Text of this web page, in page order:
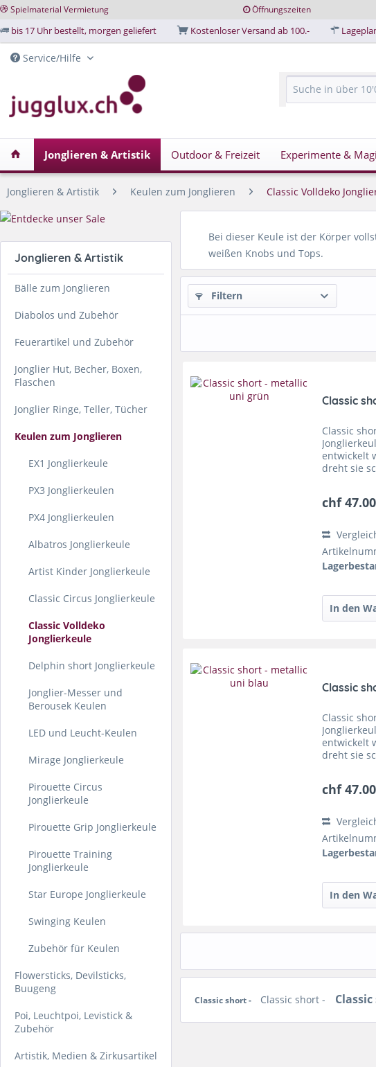
Spielmaterial Vermietung Öffnungszeiten
bis 17 Uhr bestellt, morgen geliefert Kostenloser Versand ab 100.-
Service/Hilfe
Jonglieren & Artistik Outdoor & Freizeit Experimente &
Jonglieren & Artistik Keulen zum Jonglieren Classic Volldeko
Jonglieren & Artistik
Bälle zum Jonglieren
Diabolos und Zubehör
Feuerartikel und Zubehör
Jonglier Hut, Becher, Boxen,
Flaschen
Jonglier Ringe, Teller, Tücher
Keulen zum Jonglieren
EX1 Jonglierkeule
PX3 Jonglierkeulen
PX4 Jonglierkeulen
Albatros Jonglierkeule
Artist Kinder Jonglierkeule
Classic Circus Jonglierkeule
Classic Volldeko
Jonglierkeule
Delphin short Jonglierkeule
Jonglier-Messer und
Berousek Keulen
LED und Leucht-Keulen
Mirage Jonglierkeule
Pirouette Circus
Jonglierkeule
Pirouette Grip Jonglierkeule
Pirouette Training
Jonglierkeule
Star Europe Jonglierkeule
Swinging Keulen
Zubehör für Keulen
Flowersticks, Devilsticks,
Buugeng
Poi, Leuchtpoi, Levistick &
Zubehör
Artistik, Medien & Zirkusartikel
Bei dieser Keule ist der Körper
weißen Knobs und Tops.
Filtern
Classic
Classic
entwickelt
dreht sie
chf 47.00
Classic
Classic
entwickelt
dreht sie
chf 47.00
Classic short - Classic short -